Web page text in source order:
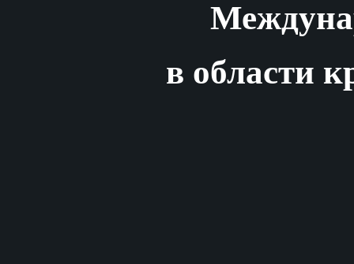
в области